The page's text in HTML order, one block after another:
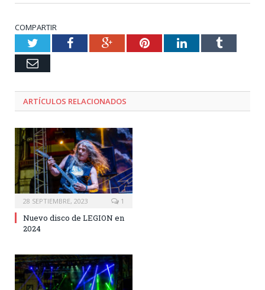
COMPARTIR
TwitterFacebookGoogle+PinterestLinkedInTumblr
Email
ARTÍCULOS RELACIONADOS
28 SEPTIEMBRE, 2023 1
Nuevo disco de LEGION en
2024